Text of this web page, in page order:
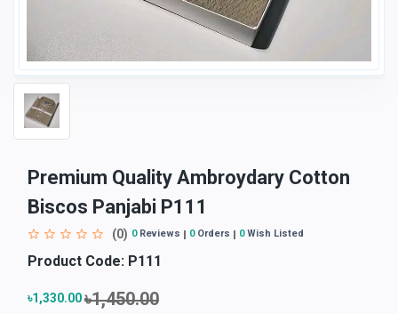
Premium Quality Ambroydary Cotton
Biscos Panjabi P111
(0) 0Reviews 0Orders 0Wish Listed
Product Code: P111
৳1,330.00৳1,450.00